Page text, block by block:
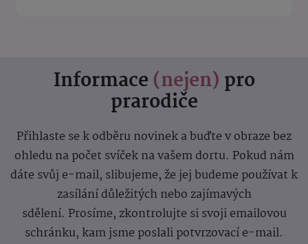
Informace (nejen) pro
prarodiče
Přihlaste se k odběru novinek a buďte v obraze bez
ohledu na počet svíček na vašem dortu. Pokud nám
dáte svůj e-mail, slibujeme, že jej budeme používat k
zasílání důležitých nebo zajímavých
sdělení. Prosíme, zkontrolujte si svoji emailovou
schránku, kam jsme poslali potvrzovací e-mail.